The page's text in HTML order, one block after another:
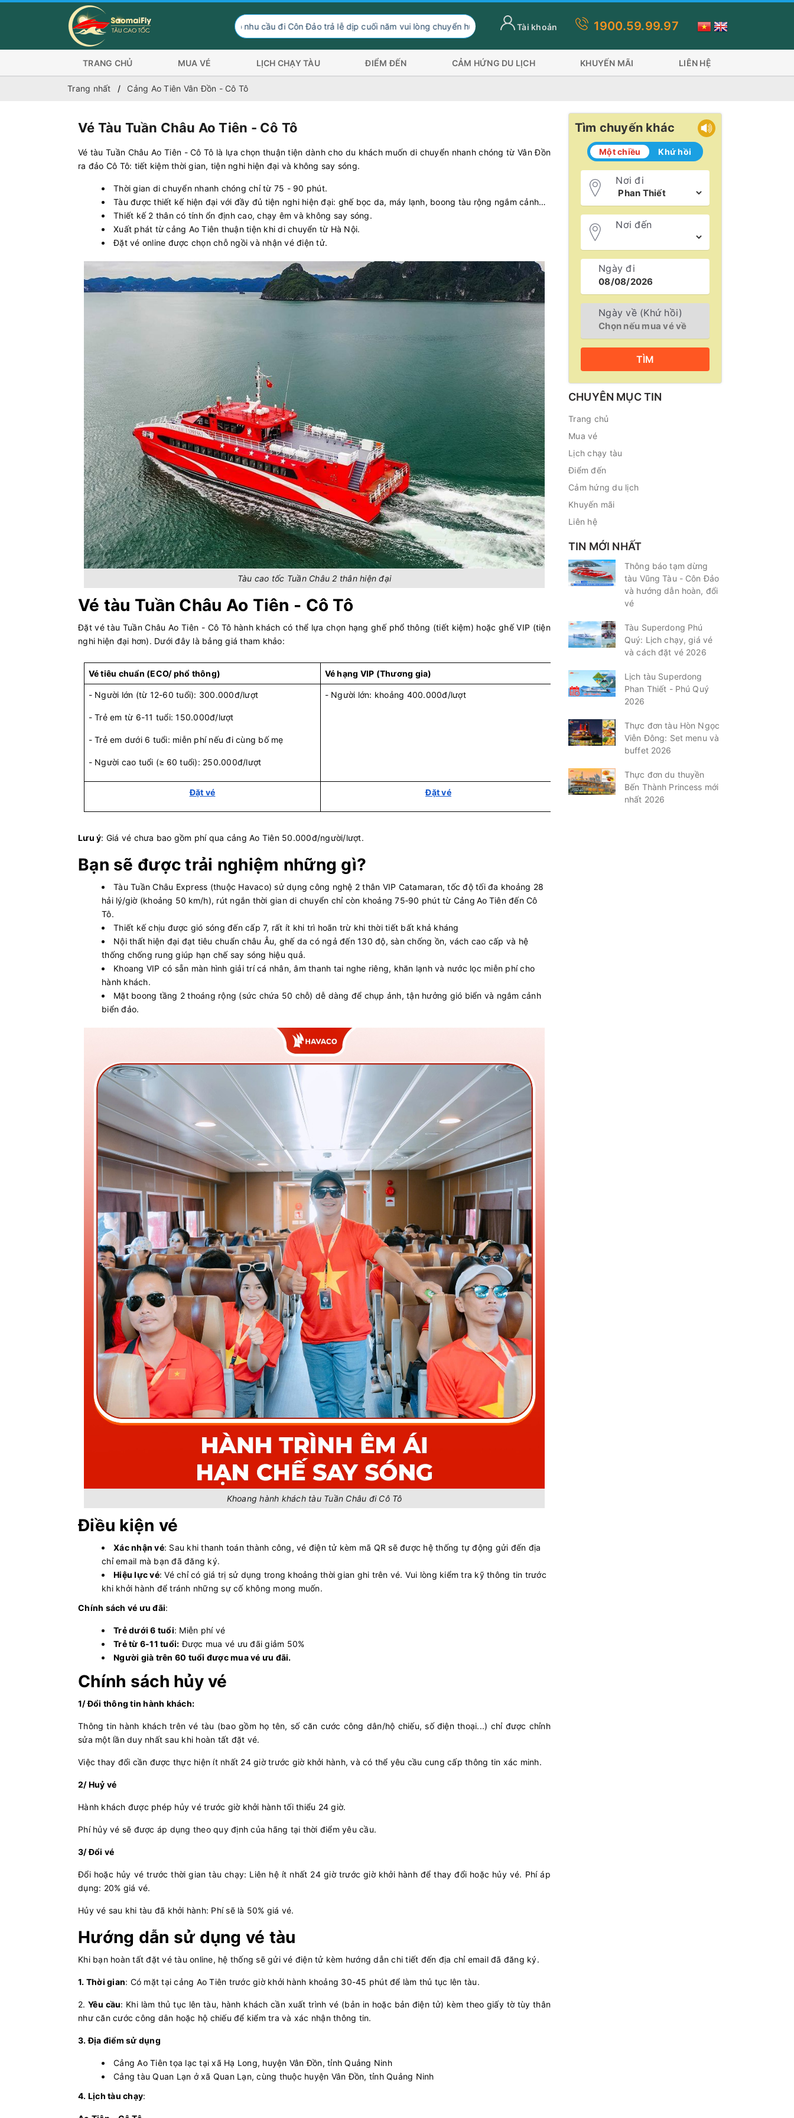
Hành khách có nhu cầu đi Côn Đảo trả lễ dịp cuối năm vui lòng chuyển hướng xuống Sóc Trăng Trần Đề đi 2 phương tiện: Tàu Superdong và tàu Trưng Nhị tàu Đỏ 600
Tài khoản 1900.59.99.97
TRANG CHỦ MUA VÉ LỊCH CHẠY TÀU ĐIỂM ĐẾN CẢM HỨNG DU LỊCH KHUYẾN MÃI LIÊN HỆ
Trang nhất Cảng Ao Tiên Vân Đồn - Cô Tô
Vé Tàu Tuần Châu Ao Tiên - Cô Tô
Vé tàu Tuần Châu Ao Tiên - Cô Tô là lựa chọn thuận tiện dành cho du khách muốn di chuyển nhanh chóng từ Vân Đồn
ra đảo Cô Tô: tiết kiệm thời gian, tiện nghi hiện đại và không say sóng.
Thời gian di chuyển nhanh chóng chỉ từ 75 - 90 phút.
Tàu được thiết kế hiện đại với đầy đủ tiện nghi hiện đại: ghế bọc da, máy lạnh, boong tàu rộng ngắm cảnh…
Thiết kế 2 thân có tính ổn định cao, chạy êm và không say sóng.
Xuất phát từ cảng Ao Tiên thuận tiện khi di chuyển từ Hà Nội.
Đặt vé online được chọn chỗ ngồi và nhận vé điện tử.
Tàu cao tốc Tuần Châu 2 thân hiện đại
Vé tàu Tuần Châu Ao Tiên - Cô Tô
Đặt vé tàu Tuần Châu Ao Tiên - Cô Tô hành khách có thể lựa chọn hạng ghế phổ thông (tiết kiệm) hoặc ghế VIP (tiện
nghi hiện đại hơn). Dưới đây là bảng giá tham khảo:
Vé tiêu chuẩn (ECO/ phổ thông) Vé hạng VIP (Thương gia)
- Người lớn (từ 12-60 tuổi): 300.000đ/lượt
- Trẻ em từ 6-11 tuổi: 150.000đ/lượt
- Trẻ em dưới 6 tuổi: miễn phí nếu đi cùng bố mẹ
- Người cao tuổi (≥ 60 tuổi): 250.000đ/lượt
- Người lớn: khoảng 400.000đ/lượt
Đặt vé Đặt vé
Lưu ý: Giá vé chưa bao gồm phí qua cảng Ao Tiên 50.000đ/người/lượt.
Bạn sẽ được trải nghiệm những gì?
Tàu Tuần Châu Express (thuộc Havaco) sử dụng công nghệ 2 thân VIP Catamaran, tốc độ tối đa khoảng 28
hải lý/giờ (khoảng 50 km/h), rút ngắn thời gian di chuyển chỉ còn khoảng 75‑90 phút từ Cảng Ao Tiên đến Cô
Tô.
Thiết kế chịu được gió sóng đến cấp 7, rất ít khi trì hoãn trừ khi thời tiết bất khả kháng
Nội thất hiện đại đạt tiêu chuẩn châu Âu, ghế da có ngả đến 130 độ, sàn chống ồn, vách cao cấp và hệ
thống chống rung giúp hạn chế say sóng hiệu quả.
Khoang VIP có sẵn màn hình giải trí cá nhân, âm thanh tai nghe riêng, khăn lạnh và nước lọc miễn phí cho
hành khách.
Mặt boong tầng 2 thoáng rộng (sức chứa 50 chỗ) dễ dàng để chụp ảnh, tận hưởng gió biển và ngắm cảnh
biển đảo.
Khoang hành khách tàu Tuần Châu đi Cô Tô
Điều kiện vé
Xác nhận vé: Sau khi thanh toán thành công, vé điện tử kèm mã QR sẽ được hệ thống tự động gửi đến địa
chỉ email mà bạn đã đăng ký.
Hiệu lực vé: Vé chỉ có giá trị sử dụng trong khoảng thời gian ghi trên vé. Vui lòng kiểm tra kỹ thông tin trước
khi khởi hành để tránh những sự cố không mong muốn.
Chính sách vé ưu đãi:
Trẻ dưới 6 tuổi: Miễn phí vé
Trẻ từ 6-11 tuổi: Được mua vé ưu đãi giảm 50%
Người già trên 60 tuổi được mua vé ưu đãi.
Chính sách hủy vé
1/ Đổi thông tin hành khách:
Thông tin hành khách trên vé tàu (bao gồm họ tên, số căn cước công dân/hộ chiếu, số điện thoại...) chỉ được chỉnh
sửa một lần duy nhất sau khi hoàn tất đặt vé.
Việc thay đổi cần được thực hiện ít nhất 24 giờ trước giờ khởi hành, và có thể yêu cầu cung cấp thông tin xác minh.
2/ Huỷ vé
Hành khách được phép hủy vé trước giờ khởi hành tối thiểu 24 giờ.
Phí hủy vé sẽ được áp dụng theo quy định của hãng tại thời điểm yêu cầu.
3/ Đổi vé
Đổi hoặc hủy vé trước thời gian tàu chạy: Liên hệ ít nhất 24 giờ trước giờ khởi hành để thay đổi hoặc hủy vé. Phí áp
dụng: 20% giá vé.
Hủy vé sau khi tàu đã khởi hành: Phí sẽ là 50% giá vé.
Hướng dẫn sử dụng vé tàu
Khi bạn hoàn tất đặt vé tàu online, hệ thống sẽ gửi vé điện tử kèm hướng dẫn chi tiết đến địa chỉ email đã đăng ký.
1. Thời gian: Có mặt tại cảng Ao Tiên trước giờ khởi hành khoảng 30-45 phút để làm thủ tục lên tàu.
2.Yêu cầu: Khi làm thủ tục lên tàu, hành khách cần xuất trình vé (bản in hoặc bản điện tử) kèm theo giấy tờ tùy thân
như căn cước công dân hoặc hộ chiếu để kiểm tra và xác nhận thông tin.
3. Địa điểm sử dụng
Cảng Ao Tiên tọa lạc tại xã Hạ Long, huyện Vân Đồn, tỉnh Quảng Ninh
Cảng tàu Quan Lạn ở xã Quan Lạn, cùng thuộc huyện Vân Đồn, tỉnh Quảng Ninh
4. Lịch tàu chạy:
Tìm chuyến khác
Một chiều Khứ hồi
Nơi đi
Nơi đến
Ngày đi
Ngày về (Khứ hồi)
TÌM
CHUYÊN MỤC TIN
Trang chủ
Mua vé
Lịch chạy tàu
Điểm đến
Cảm hứng du lịch
Khuyến mãi
Liên hệ
TIN MỚI NHẤT
Thông báo tạm dừng
tàu Vũng Tàu - Côn Đảo
và hướng dẫn hoàn, đổi
vé
Tàu Superdong Phú
Quý: Lịch chạy, giá vé
và cách đặt vé 2026
Lịch tàu Superdong
Phan Thiết - Phú Quý
2026
Thực đơn tàu Hòn Ngọc
Viễn Đông: Set menu và
buffet 2026
Thực đơn du thuyền
Bến Thành Princess mới
nhất 2026